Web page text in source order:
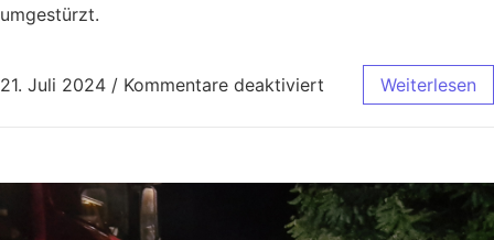
umgestürzt.
21. Juli 2024 / Kommentare deaktiviert Weiterlesen